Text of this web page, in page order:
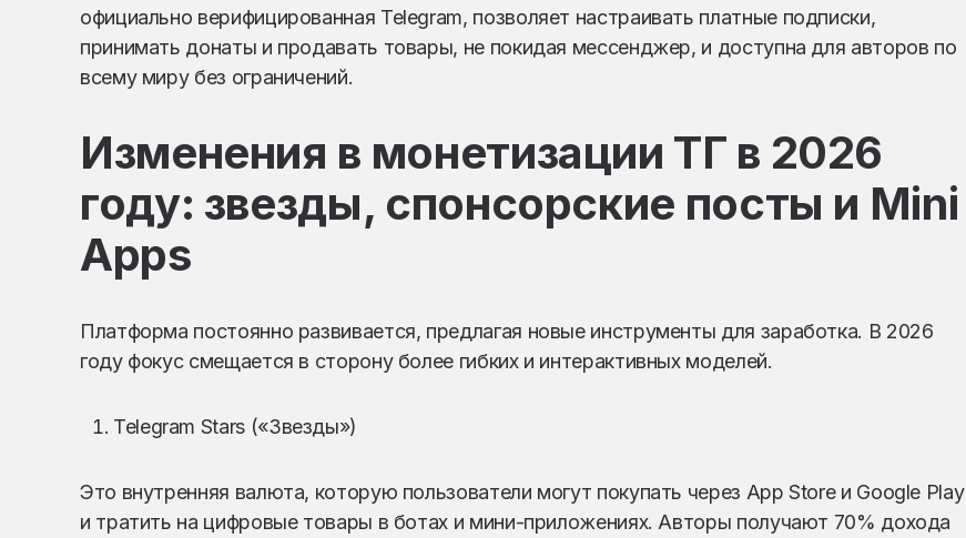
официально верифицированная Telegram, позволяет настраивать платные подписки,
принимать донаты и продавать товары, не покидая мессенджер, и доступна для авторов по
всему миру без ограничений.
Изменения в монетизации ТГ в 2026
году: звезды, спонсорские посты и Mini
Apps
Платформа постоянно развивается, предлагая новые инструменты для заработка. В 2026
году фокус смещается в сторону более гибких и интерактивных моделей.
Telegram Stars («Звезды»)
Это внутренняя валюта, которую пользователи могут покупать через App Store и Google Play
и тратить на цифровые товары в ботах и мини-приложениях. Авторы получают 70% дохода